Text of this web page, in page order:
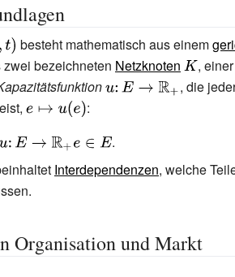
besteht mathematisch aus einem
bezeichneten Netzknoten
K}
,
{\displaystyle
\mathbb {R}
_{+}}
, die
{\displaystyle
u(e)}
:
.
Interdependenzen, welche
Organisation und Markt